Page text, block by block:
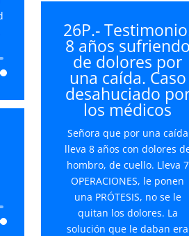
flecha
arriba/
para
o
disminuir
26P.-
8 años sufriendo
de dolores por
una caída. Caso
desahuciado
los médicos
Señora que por una caída
lleva 8 años con dolores
hombro, de cuello. Lleva 7
OPERACIONES, le ponen
una PRÓTESIS, no se le
quitan los dolores. La
solución que le daban era